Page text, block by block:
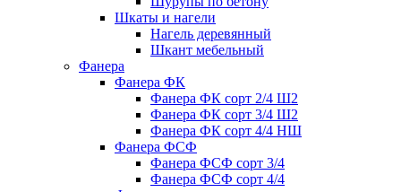
Шкаты и нагели
Нагель деревянный
Шкант мебельный
Фанера
Фанера ФК
Фанера ФК сорт 2/4 Ш2
Фанера ФК сорт 3/4 Ш2
Фанера ФК сорт 4/4 НШ
Фанера ФСФ
Фанера ФСФ сорт 3/4
Фанера ФСФ сорт 4/4